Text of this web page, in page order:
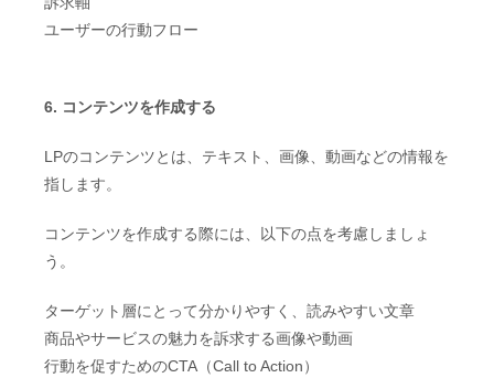
ユーザーの行動フロー
6. コンテンツを作成する
LPのコンテンツとは、テキスト、画像、動画などの情報を
指します。
コンテンツを作成する際には、以下の点を考慮しましょ
う。
ターゲット層にとって分かりやすく、読みやすい文章
商品やサービスの魅力を訴求する画像や動画
行動を促すためのCTA（Call to Action）